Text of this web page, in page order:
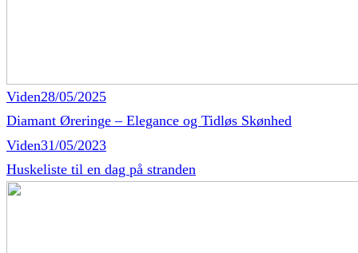
Viden28/05/2025
Diamant Øreringe – Elegance og Tidløs Skønhed
Viden31/05/2023
Huskeliste til en dag på stranden